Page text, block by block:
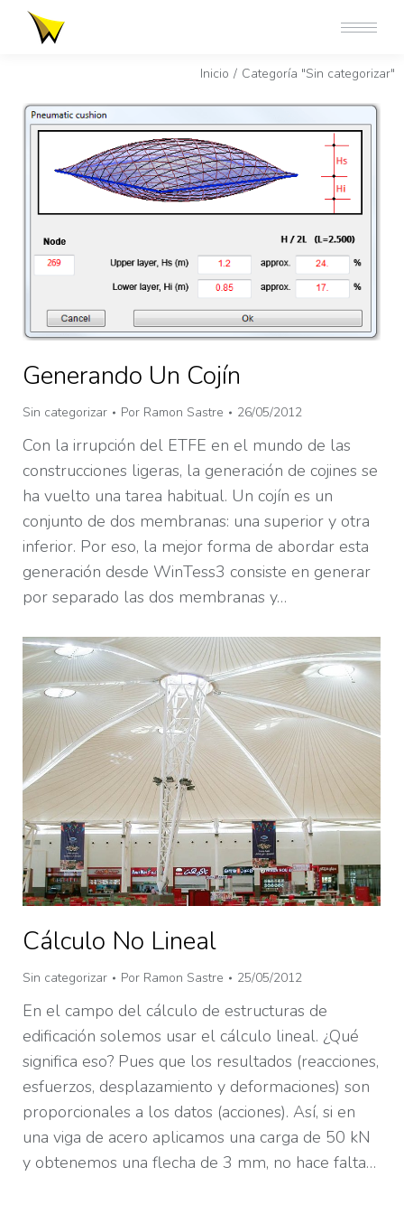
Inicio Categoría "Sin categorizar"
Generando Un Cojín
Sin categorizar Por Ramon Sastre 26/05/2012
Con la irrupción del ETFE en el mundo de las
construcciones ligeras, la generación de cojines se
ha vuelto una tarea habitual. Un cojín es un
conjunto de dos membranas: una superior y otra
inferior. Por eso, la mejor forma de abordar esta
generación desde WinTess3 consiste en generar
por separado las dos membranas y…
Cálculo No Lineal
Sin categorizar Por Ramon Sastre 25/05/2012
En el campo del cálculo de estructuras de
edificación solemos usar el cálculo lineal. ¿Qué
significa eso? Pues que los resultados (reacciones,
esfuerzos, desplazamiento y deformaciones) son
proporcionales a los datos (acciones). Así, si en
una viga de acero aplicamos una carga de 50 kN
y obtenemos una flecha de 3 mm, no hace falta…